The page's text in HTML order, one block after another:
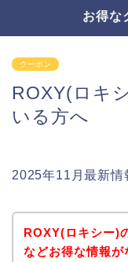
お得な
クーポン
ROXY(ロキ
いる方へ
2025年11月最新情
ROXY(ロキシー)
などお得な情報が